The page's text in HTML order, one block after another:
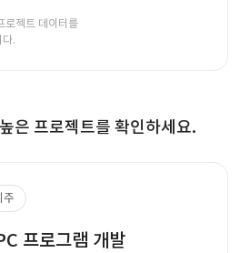
로젝트 데이터를
.
은 프로젝트를 확인하세요.
주
프로그램 개발